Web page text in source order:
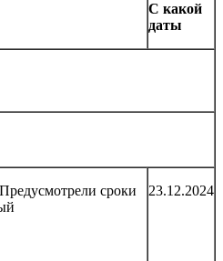
С какой
даты
сроки
23.12.2024